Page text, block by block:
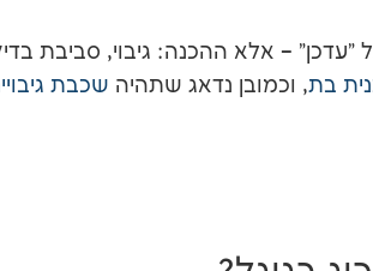
"עדכן" – אלא ההכנה: גיבוי, סביבת
בת, וכמובן נדאג שתהיה שכבת